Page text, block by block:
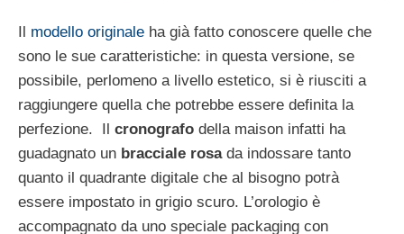
modello originale ha già fatto conoscere quelle che
sono le sue caratteristiche: in questa versione, se
possibile, perlomeno a livello estetico, si è riusciti a
raggiungere quella che potrebbe essere definita la
perfezione. Il cronografo della maison infatti ha
guadagnato un bracciale rosada indossare tanto
quanto il quadrante digitale che al bisogno potrà
essere impostato in grigio scuro. L’orologio è
accompagnato da uno speciale packaging con